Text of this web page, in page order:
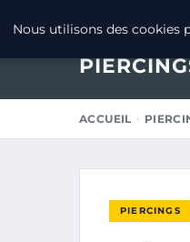
ACCUEIL
PIERCINGS
Nous utilisons des cookies